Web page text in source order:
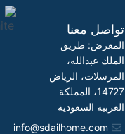
تواصل معنا
المعرض: طريق
الملك عبدالله،
المرسلات، الرياض
14727، المملكة
العربية السعودية
info@sdailhome.com​